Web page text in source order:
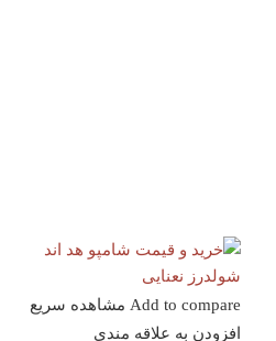
Add to compare مشاهده سریع
افزودن به علاقه مندی